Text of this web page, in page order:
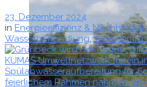
23. Dezember 2024
in Energieeffizienz &
Wasserbehandlung,